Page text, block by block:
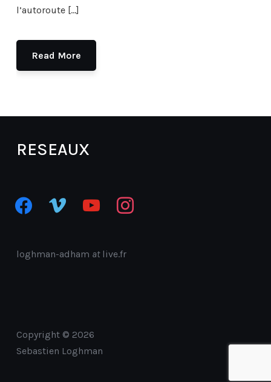
l’autoroute […]
Read More
RESEAUX
facebookvimeo youtube instagram
loghman-adham atlive.fr
Copyright © 2026
Sebastien Loghman